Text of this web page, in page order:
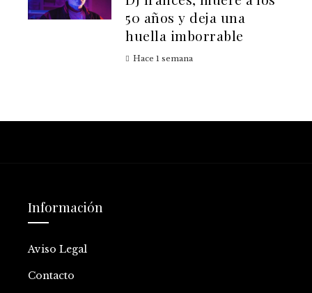
50 años y deja una
huella imborrable
Hace 1 semana
Información
Aviso Legal
Contacto